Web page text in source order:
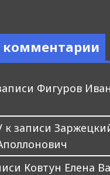
комментарии
Фигуров Иван
к записи
Ковтун Елена